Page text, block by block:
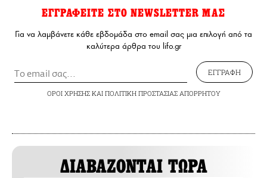
ΕΓΓΡΑΦΕΙΤΕ ΣΤΟ NEWSLETTER ΜΑΣ
Για να λαμβάνετε κάθε εβδομάδα στο email σας μια επιλογή από τα
καλύτερα άρθρα του lifo.gr
ΕΓΓΡΑΦΗ
ΟΡΟΙ ΧΡΗΣΗΣΚΑΙ ΠΟΛΙΤΙΚΗ ΠΡΟΣΤΑΣΙΑΣ ΑΠΟΡΡΗΤΟΥ
ΔΙΑΒΑΖΟΝΤΑΙ ΤΩΡΑ